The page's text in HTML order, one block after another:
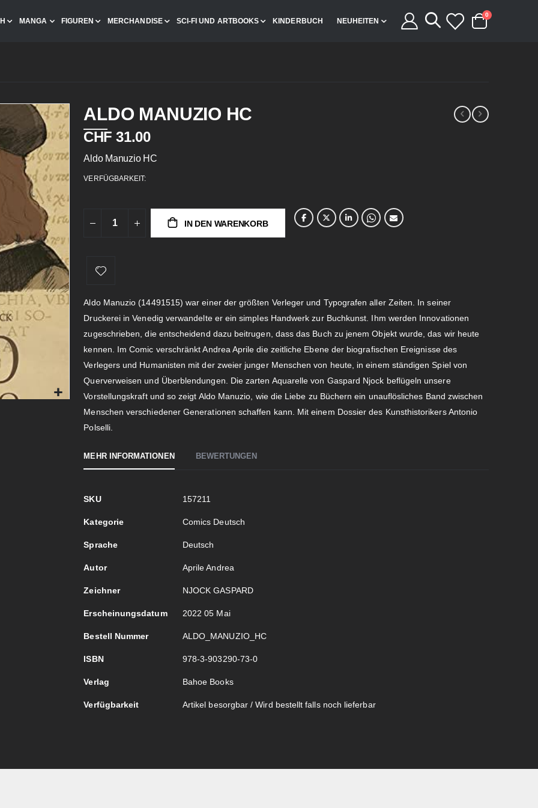
MANGA FIGUREN MERCHANDISE SCI-FI UND ARTBOOKS KINDERBUCH NEUHEITEN
Cart
0 Artikel
ALDO MANUZIO HC
CHF 31.00
Aldo Manuzio HC
VERFÜGBARKEIT:
IN DEN WARENKORB
Aldo Manuzio (14491515) war einer der größten Verleger und Typografen aller Zeiten. In seiner
Druckerei in Venedig verwandelte er ein simples Handwerk zur Buchkunst. Ihm werden Innovationen
zugeschrieben, die entscheidend dazu beitrugen, dass das Buch zu jenem Objekt wurde, das wir heute
kennen. Im Comic verschränkt Andrea Aprile die zeitliche Ebene der biografischen Ereignisse des
Verlegers und Humanisten mit der zweier junger Menschen von heute, in einem ständigen Spiel von
Querverweisen und Überblendungen. Die zarten Aquarelle von Gaspard Njock beflügeln unsere
Vorstellungskraft und so zeigt Aldo Manuzio, wie die Liebe zu Büchern ein unauflösliches Band zwischen
Menschen verschiedener Generationen schaffen kann. Mit einem Dossier des Kunsthistorikers Antonio
Polselli.
MEHR INFORMATIONEN
Mehr
SKU 157211
Kategorie Comics Deutsch
Sprache Deutsch
Autor Aprile Andrea
Zeichner NJOCK GASPARD
Erscheinungsdatum 2022 05 Mai
Bestell Nummer ALDO_MANUZIO_HC
ISBN 978-3-903290-73-0
Verlag Bahoe Books
Verfügbarkeit Artikel besorgbar / Wird bestellt falls noch lieferbar
BEWERTUNGEN